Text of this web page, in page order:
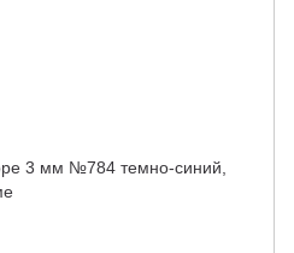
3 мм №784 темно-синий,